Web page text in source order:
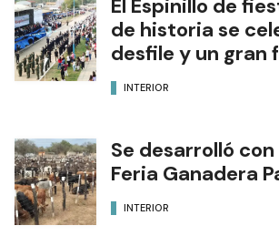
NOTAS RELACIONADAS
El Espinillo de
de historia se
INTERIOR
Se desarrolló con